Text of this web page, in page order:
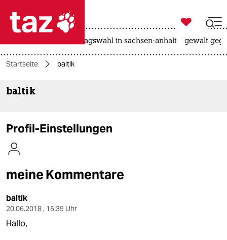

themen
kultur
sport
berlin

taz zahl ich
landtagswahl in sachsen-anhalt gewalt
Startseite baltik
baltik
Profil-Einstellungen
meine Kommentare
baltik
20.06.2018 , 15:39 Uhr
Hallo,